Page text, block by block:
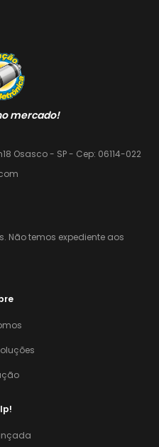
mercado!
Osasco - SP - Cep: 06114-022
Não temos expediente aos